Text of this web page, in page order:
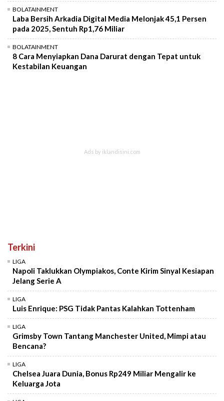
BOLATAINMENT
Laba Bersih Arkadia Digital Media Melonjak 45,1 Persen
pada 2025, Sentuh Rp1,76 Miliar
BOLATAINMENT
8 Cara Menyiapkan Dana Darurat dengan Tepat untuk
Kestabilan Keuangan
Terkini
LIGA
Napoli Taklukkan Olympiakos, Conte Kirim Sinyal Kesiapan
Jelang Serie A
LIGA
Luis Enrique: PSG Tidak Pantas Kalahkan Tottenham
LIGA
Grimsby Town Tantang Manchester United, Mimpi atau
Bencana?
LIGA
Chelsea Juara Dunia, Bonus Rp249 Miliar Mengalir ke
Keluarga Jota